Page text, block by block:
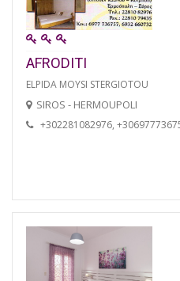
AFRODITI
ELPIDA MOYSI STERGIOTOU
SIROS - HERMOUPOLI
+302281082976,